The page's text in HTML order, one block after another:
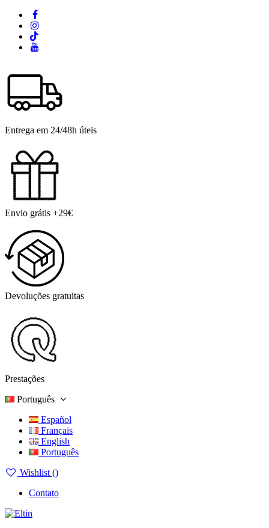
Entrega em 24/48h úteis
Envio grátis +29€
Devoluções gratuitas
Prestações
Português
Español
Français
English
Português
Wishlist ()
Contato